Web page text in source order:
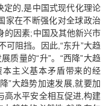
定的,是中国式现代化理论
家在不断强化对全球政治
的因素;中国及其他新兴市
可阻挡。因此,“东升”大趋
质量的“升”。“西降”大趋
主义基本矛盾带来的经
”大趋势加速发展,就要加
高水平安全相互促进,构建